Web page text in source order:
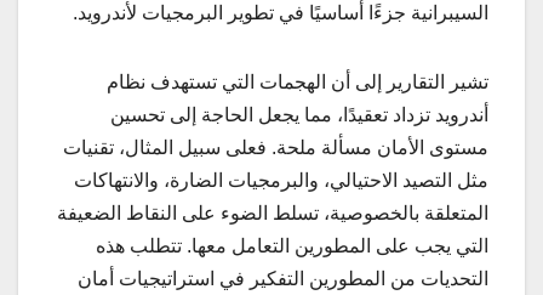
السيبرانية جزءًا أساسيًا في تطوير البرمجيات لأندرويد.
تشير التقارير إلى أن الهجمات التي تستهدف نظام
أندرويد تزداد تعقيدًا، مما يجعل الحاجة إلى تحسين
مستوى الأمان مسألة ملحة. فعلى سبيل المثال، تقنيات
مثل التصيد الاحتيالي، والبرمجيات الضارة، والانتهاكات
المتعلقة بالخصوصية، تسلط الضوء على النقاط الضعيفة
التي يجب على المطورين التعامل معها. تتطلب هذه
التحديات من المطورين التفكير في استراتيجيات أمان